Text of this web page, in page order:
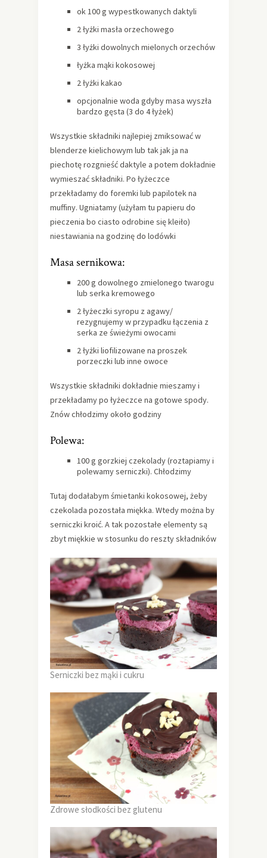
ok 100 g wypestkowanych daktyli
2 łyżki masła orzechowego
3 łyżki dowolnych mielonych orzechów
łyżka mąki kokosowej
2 łyżki kakao
opcjonalnie woda gdyby masa wyszła
bardzo gęsta (3 do 4 łyżek)
Wszystkie składniki najlepiej zmiksować w
blenderze kielichowym lub tak jak ja na
piechotę rozgnieść daktyle a potem dokładnie
wymieszać składniki. Po łyżeczce
przekładamy do foremki lub papilotek na
muffiny. Ugniatamy (użyłam tu papieru do
pieczenia bo ciasto odrobine się kleiło)
niestawiania na godzinę do lodówki
Masa sernikowa:
200 g dowolnego zmielonego twarogu
lub serka kremowego
2 łyżeczki syropu z agawy/
rezygnujemy w przypadku łączenia z
serka ze świeżymi owocami
2 łyżki liofilizowane na proszek
porzeczki lub inne owoce
Wszystkie składniki dokładnie mieszamy i
przekładamy po łyżeczce na gotowe spody.
Znów chłodzimy około godziny
Polewa:
100 g gorzkiej czekolady (roztapiamy i
polewamy serniczki). Chłodzimy
Tutaj dodałabym śmietanki kokosowej, żeby
czekolada pozostała miękka. Wtedy można by
serniczki kroić. A tak pozostałe elementy są
zbyt miękkie w stosunku do reszty składników
Serniczki bez mąki i cukru
Zdrowe słodkości bez glutenu